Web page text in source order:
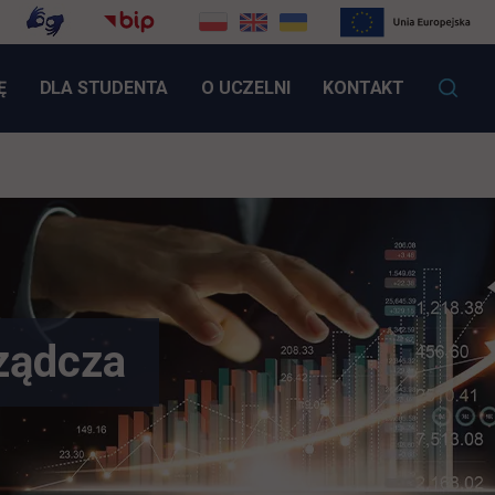
LINK OTWIERA SIĘ W NOWEJ KARCIE
DLA STUDENTA O UCZELNI KONTAKT